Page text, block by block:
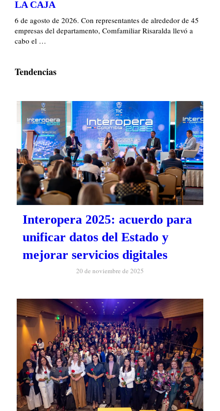
LA CAJA
6 de agosto de 2026. Con representantes de alrededor de 45
empresas del departamento, Comfamiliar Risaralda llevó a
cabo el …
Tendencias
Interopera 2025: acuerdo para
unificar datos del Estado y
mejorar servicios digitales
20 de noviembre de 2025